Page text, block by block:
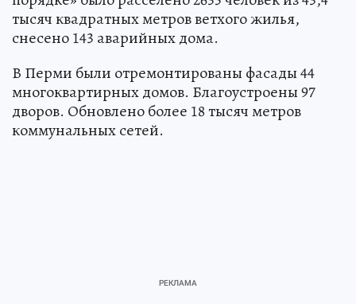
тысяч квадратных метров ветхого жилья,
снесено 143 аварийных дома.
В Перми были отремонтированы фасады 44
многоквартирных домов. Благоустроены 97
дворов. Обновлено более 18 тысяч метров
коммунальных сетей.